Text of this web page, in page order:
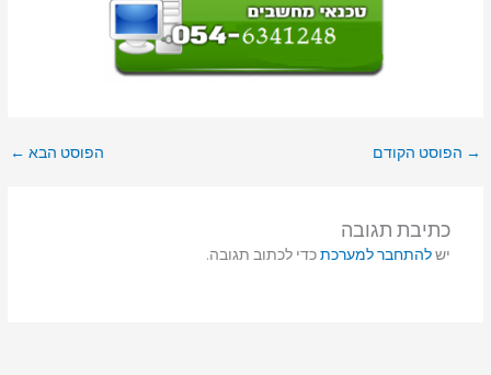
→ הפוסט הקודם הפוסט הבא ←
כתיבת תגובה
ישלהתחבר למערכתכדי לכתוב תגובה.